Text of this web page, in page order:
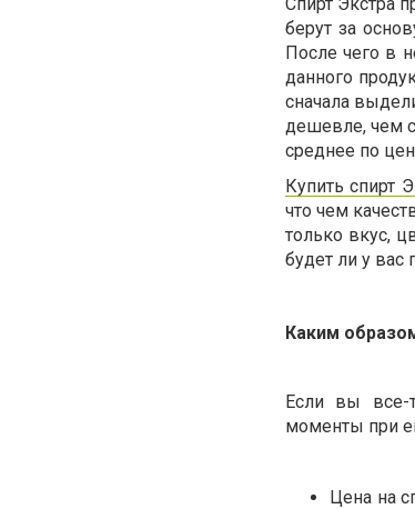
берут за
После чего в
данного
сначала
дешевле, чем
среднее по
Купить спирт
что чем
только вкус,
будет ли у
Каким
Если вы все-
моменты при
Цена на